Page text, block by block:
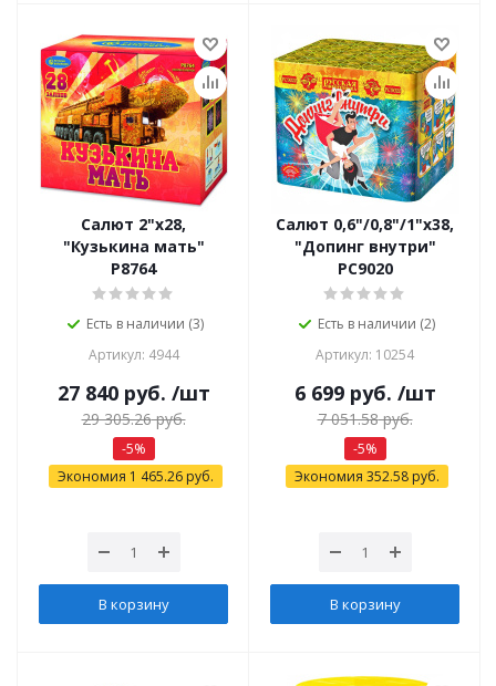
Салют 2"х28,
"Кузькина мать"
Р8764
Есть в наличии (3)
Артикул: 4944
27 840руб. /шт
29 305.26руб.
-5%
Экономия 1 465.26руб.
В корзину
Салют 0,6"/0,8"/1"х38,
"Допинг внутри"
РС9020
Есть в наличии (2)
Артикул: 10254
6 699руб. /шт
7 051.58руб.
-5%
Экономия 352.58руб.
В корзину